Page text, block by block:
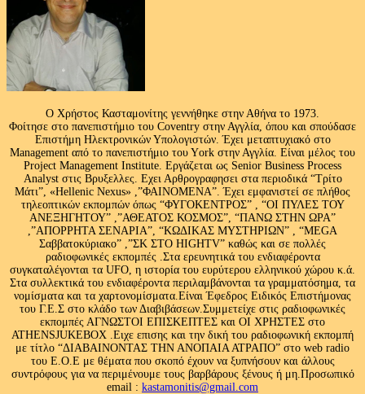
Ο Χρήστος Κασταμονίτης γεννήθηκε στην Αθήνα το 1973.
Φοίτησε στο πανεπιστήμιο του Coventry στην Αγγλία, όπου και σπούδασε
Επιστήμη Ηλεκτρονικών Υπολογιστών. Έχει μεταπτυχιακό στο
Management από το πανεπιστήμιο του Υork στην Αγγλία. Είναι μέλος του
Project Management Institute. Εργάζεται ως Senior Business Process
Analyst στις Βρυξελλες. Εχει Αρθρογραφησει στα περιοδικά “Τρίτο
Μάτι”, «Hellenic Nexus» ,”ΦΑΙΝΟΜΕΝΑ”. Έχει εμφανιστεί σε πλήθος
τηλεοπτικών εκπομπών όπως “ΦΥΓΟΚΕΝΤΡΟΣ” , “ΟΙ ΠΥΛΕΣ ΤΟΥ
ΑΝΕΞΗΓΗΤΟΥ” ,”ΑΘΕΑΤΟΣ ΚΟΣΜΟΣ”, “ΠΑΝΩ ΣΤΗΝ ΩΡΑ”
,”ΑΠΟΡΡΗΤΑ ΣΕΝΑΡΙΑ”, “ΚΩΔΙΚΑΣ ΜΥΣΤΗΡΙΩΝ” , “MEGA
Σαββατοκύριακο” ,”ΣΚ ΣΤΟ HIGHTV” καθώς και σε πολλές
ραδιοφωνικές εκπομπές .Στα ερευνητικά του ενδιαφέροντα
συγκαταλέγονται τα UFO, η ιστορία του ευρύτερου ελληνικού χώρου κ.ά.
Στα συλλεκτικά του ενδιαφέροντα περιλαμβάνονται τα γραμματόσημα, τα
νομίσματα και τα χαρτονομίσματα.Είναι Έφεδρος Ειδικός Επιστήμονας
του Γ.Ε.Σ στο κλάδο των Διαβιβάσεων.Συμμετείχε στις ραδιοφωνικές
εκπομπές ΑΓΝΩΣΤΟΙ ΕΠΙΣΚΕΠΤΕΣ και ΟΙ ΧΡΗΣΤΕΣ στο
ATHENSJUKEBOX .Ειχε επισης και την δική του ραδιοφωνική εκπομπή
με τίτλο “ΔΙΑΒΑΙΝΟΝΤΑΣ ΤΗΝ ΑΝΟΠΑΙΑ ΑΤΡΑΠΟ” στο web radio
του Ε.Ο.Ε με θέματα που σκοπό έχουν να ξυπνήσουν και άλλους
συντρόφους για να περιμένουμε τους βαρβάρους ξένους ή μη.Προσωπικό
email : kastamonitis@gmail.com